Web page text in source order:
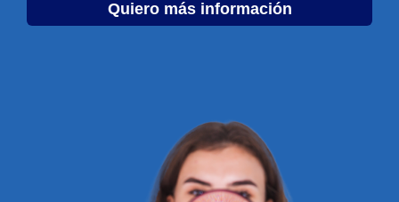
Quiero más información